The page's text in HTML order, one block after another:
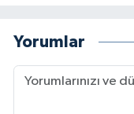
Yorumlar